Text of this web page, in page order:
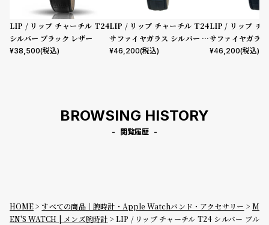
LIP / リップ チャーチル T24
シルバー ブラック レザー
¥38,500(税込)
LIP / リップ チャーチル T24
サファイヤガラス シルバー レ
ザー
¥46,200(税込)
LIP / リップ チ
サファイヤガラ
イビー レザー
¥46,200(税込)
BROWSING HISTORY
閲覧履歴
HOME すべての商品｜腕時計・Apple Watchバンド・アクセサリー
M
EN'S WATCH | メンズ腕時計
LIP / リップ チャーチル T24 シルバー ブル